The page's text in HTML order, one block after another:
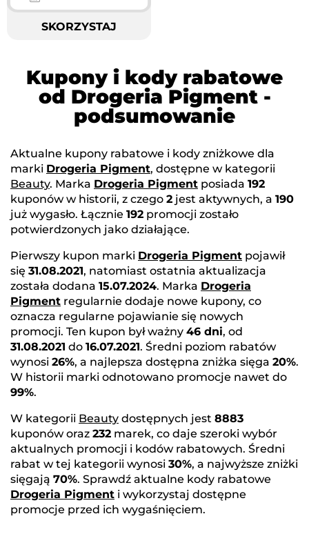
SKORZYSTAJ
Kupony i kody rabatowe
od Drogeria Pigment -
podsumowanie
Aktualne kupony rabatowe i kody zniżkowe dla
marki Drogeria Pigment, dostępne w kategorii
Beauty. Marka Drogeria Pigment posiada 192
kuponów w historii, z czego 2 jest aktywnych, a 190
już wygasło. Łącznie 192 promocji zostało
potwierdzonych jako działające.
Pierwszy kupon marki Drogeria Pigment pojawił
się 31.08.2021, natomiast ostatnia aktualizacja
została dodana 15.07.2024. Marka Drogeria
Pigment regularnie dodaje nowe kupony, co
oznacza regularne pojawianie się nowych
promocji. Ten kupon był ważny 46 dni, od
31.08.2021 do 16.07.2021. Średni poziom rabatów
wynosi 26%, a najlepsza dostępna zniżka sięga 20%.
W historii marki odnotowano promocje nawet do
99%.
W kategorii Beauty dostępnych jest 8883
kuponów oraz 232 marek, co daje szeroki wybór
aktualnych promocji i kodów rabatowych. Średni
rabat w tej kategorii wynosi 30%, a najwyższe zniżki
sięgają 70%. Sprawdź aktualne kody rabatowe
Drogeria Pigment i wykorzystaj dostępne
promocje przed ich wygaśnięciem.